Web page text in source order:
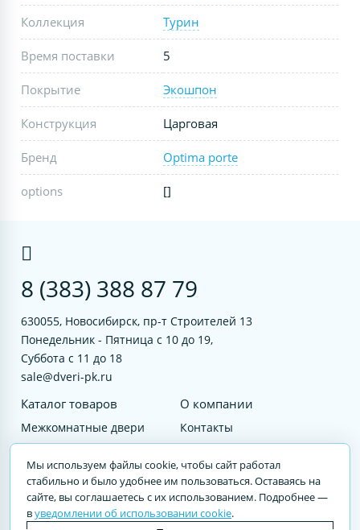
Коллекция Турин
Время поставки 5
Покрытие Экошпон
Конструкция Царговая
Бренд Optima porte
options []
8 (383) 388 87 79
630055, Новосибирск, пр-т Строителей 13
Понедельник - Пятница с 10 до 19,
Суббота с 11 до 18
sale@dveri-pk.ru
Каталог товаров
Межкомнатные двери
Входные двери
Услуги
О компании
Контакты
© 2023 DVERI-PK.RU Авторские права защищены. Полное или частичное
Мы используем файлы cookie, чтобы сайт работал
стабильно и было удобнее им пользоваться. Оставаясь на
сайте, вы соглашаетесь с их использованием. Подробнее —
вуведомлении об использовании cookie.